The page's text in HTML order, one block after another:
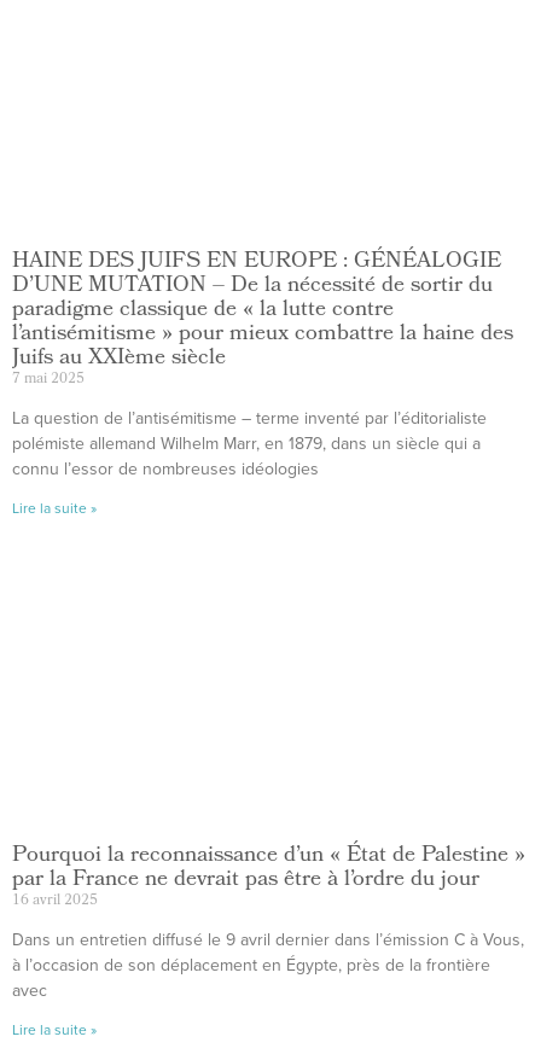
HAINE DES JUIFS EN EUROPE : GÉNÉALOGIE
D’UNE MUTATION – De la nécessité de sortir du
paradigme classique de « la lutte contre
l’antisémitisme » pour mieux combattre la haine des
Juifs au XXIème siècle
7 mai 2025
La question de l’antisémitisme – terme inventé par l’éditorialiste
polémiste allemand Wilhelm Marr, en 1879, dans un siècle qui a
connu l’essor de nombreuses idéologies
Lire la suite »
Pourquoi la reconnaissance d’un « État de Palestine »
par la France ne devrait pas être à l’ordre du jour
16 avril 2025
Dans un entretien diffusé le 9 avril dernier dans l’émission C à Vous,
à l’occasion de son déplacement en Égypte, près de la frontière
avec
Lire la suite »